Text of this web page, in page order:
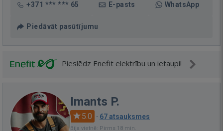
+371 *** *** 65 E-pasts WhatsApp
Piedāvāt pasūtījumu
Pieslēdz Enefit elektrību un ietaupi!
Imants P.
5.0 · 67 atsauksmes
Bija vietnē: Pirms 18 min.